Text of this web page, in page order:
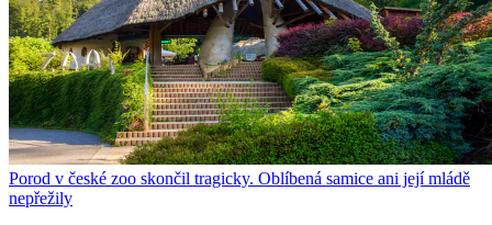
Porod v české zoo skončil tragicky. Oblíbená samice ani její mládě
nepřežily